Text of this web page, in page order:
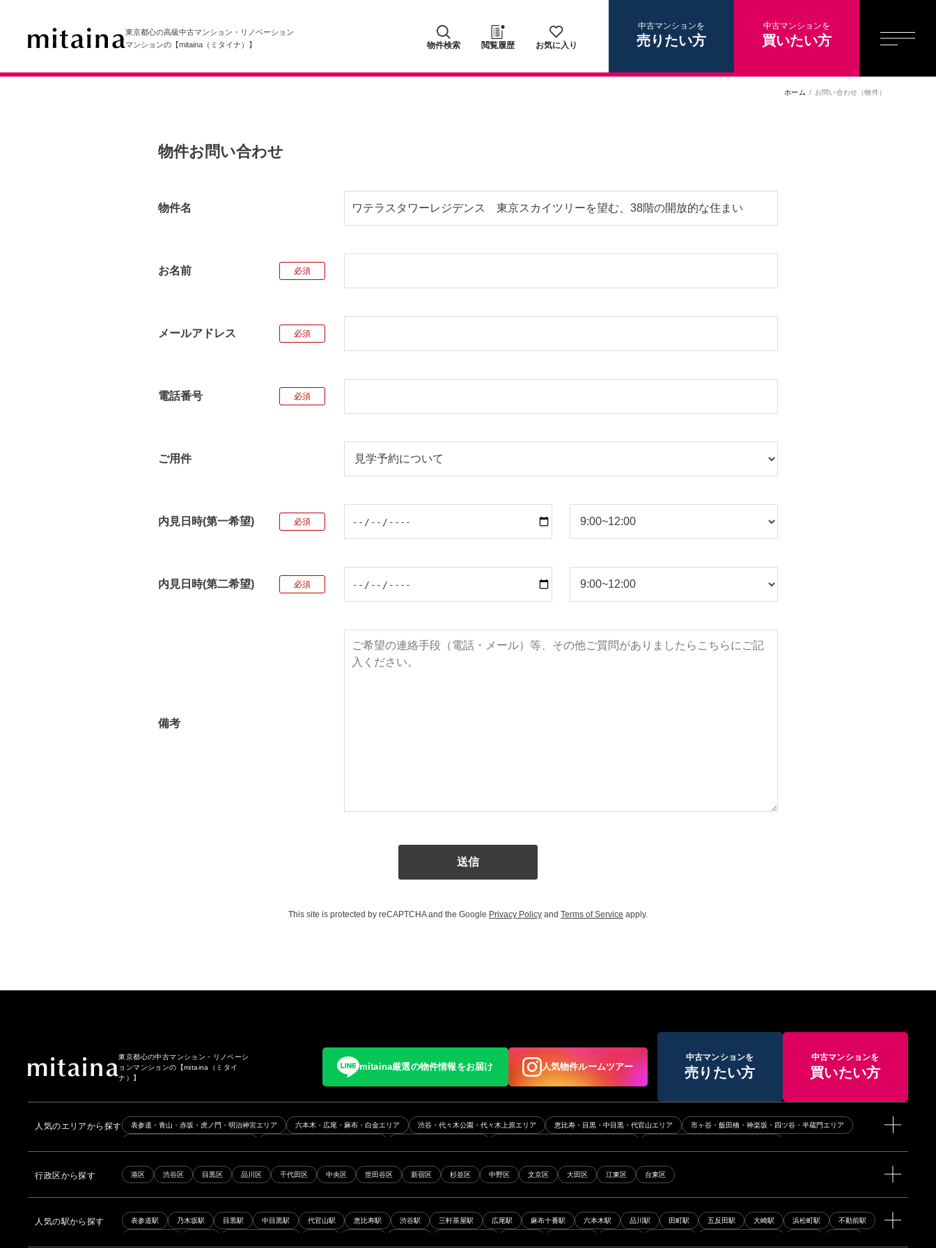
東京都心の高級中古マンション・リノベーション
マンションの【mitaina（ミタイナ）】
物件検索 閲覧履歴 お気に入り
中古マンションを
売りたい方
中古マンションを
買いたい方
ホーム お問い合わせ（物件）
物件お問い合わせ
物件名
お名前 必須
メールアドレス 必須
電話番号 必須
ご用件
内見日時(第一希望) 必須
内見日時(第二希望) 必須
備考
This site is protected by reCAPTCHA and the Google Privacy Policyand Terms of Service apply.
東京都心の中古マンション・リノベーシ
ョンマンションの 【mitaina（ミタイ
ナ）】
mitaina厳選の物件情報をお届け 人気物件ルームツアー
中古マンションを
売りたい方
中古マンションを
買いたい方
人気のエリアから探す 表参道・青山・赤坂・虎ノ門・明治神宮エリア 六本木・広尾・麻布・白金エリア 渋谷・代々木公園・代々木上原エリア 恵比寿・目黒・中目黒・代官山エリア 市ヶ谷・飯田橋・神楽坂・四ツ谷・半蔵門エリア
京王線・京王井の頭線エリア 銀座線・日比谷線エリア 南北線・三田線エリア 有楽町線エリア 都営大江戸線エリア 丸ノ内線エリア 都営新宿線エリア
行政区から探す 港区 渋谷区 目黒区 品川区 千代田区 中央区 世田谷区 新宿区 杉並区 中野区 文京区 大田区 江東区 台東区
人気の駅から探す 表参道駅 乃木坂駅 目黒駅 中目黒駅 代官山駅 恵比寿駅 渋谷駅 三軒茶屋駅 広尾駅 麻布十番駅 六本木駅 品川駅 田町駅 五反田駅 大崎駅 浜松町駅 不動前駅